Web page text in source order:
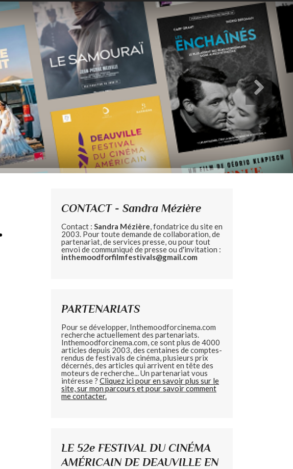
CONTACT - Sandra Mézière
Contact : Sandra Mézière, fondatrice du site en
2003. Pour toute demande de collaboration, de
partenariat, de services presse, ou pour tout
envoi de communiqué de presse ou d'invitation :
inthemoodforfilmfestivals@gmail.com
PARTENARIATS
Pour se développer, Inthemoodforcinema.com
recherche actuellement des partenariats.
Inthemoodforcinema.com, ce sont plus de 4000
articles depuis 2003, des centaines de comptes-
rendus de festivals de cinéma, plusieurs prix
décernés, des articles qui arrivent en tête des
moteurs de recherche... Un partenariat vous
intéresse ? Cliquez ici pour en savoir plus sur le
site, sur mon parcours et pour savoir comment
me contacter.
LE 52e FESTIVAL DU CINÉMA
AMÉRICAIN DE DEAUVILLE EN